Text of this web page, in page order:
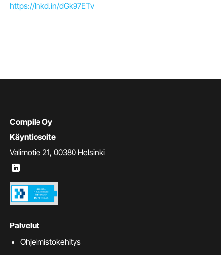
https://lnkd.in/dGk97ETv
Compile Oy
Käyntiosoite
Valimotie 21, 00380 Helsinki
Palvelut
Ohjelmistokehitys